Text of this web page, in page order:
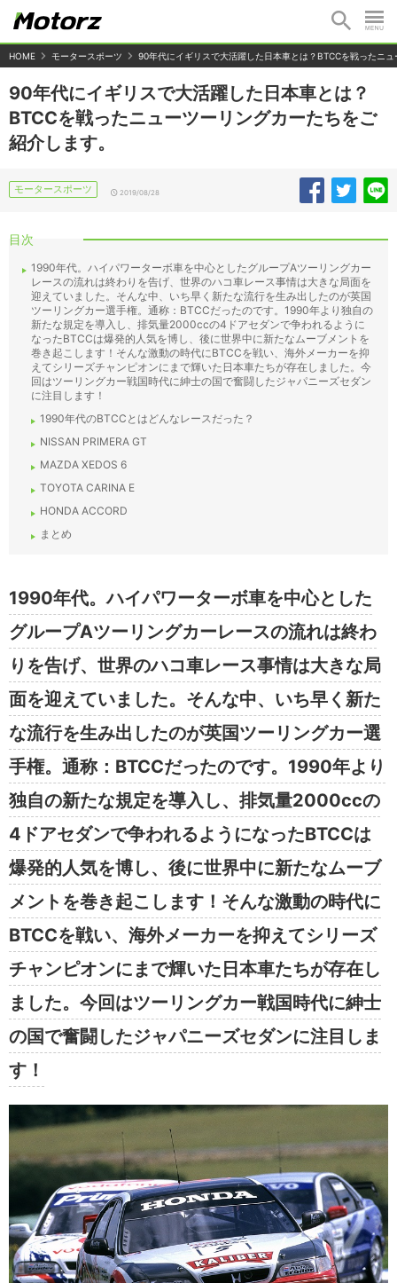
HOME モータースポーツ 90年代にイギリスで大活躍した日本車とは？BTCCを戦ったニ
90年代にイギリスで大活躍した日本車とは？
BTCCを戦ったニューツーリングカーたちをご
紹介します。
モータースポーツ 2019/08/28
目次
1990年代。ハイパワーターボ車を中心としたグループAツーリングカー
レースの流れは終わりを告げ、世界のハコ車レース事情は大きな局面を
迎えていました。そんな中、いち早く新たな流行を生み出したのが英国
ツーリングカー選手権。通称：BTCCだったのです。1990年より独自の
新たな規定を導入し、排気量2000ccの4ドアセダンで争われるように
なったBTCCは爆発的人気を博し、後に世界中に新たなムーブメントを
巻き起こします！そんな激動の時代にBTCCを戦い、海外メーカーを抑
えてシリーズチャンピオンにまで輝いた日本車たちが存在しました。今
回はツーリングカー戦国時代に紳士の国で奮闘したジャパニーズセダン
に注目します！
1990年代のBTCCとはどんなレースだった？
NISSAN PRIMERA GT
MAZDA XEDOS 6
TOYOTA CARINA E
HONDA ACCORD
まとめ
1990年代。ハイパワーターボ車を中心とした
グループAツーリングカーレースの流れは終わ
りを告げ、世界のハコ車レース事情は大きな局
面を迎えていました。そんな中、いち早く新た
な流行を生み出したのが英国ツーリングカー選
手権。通称：BTCCだったのです。1990年より
独自の新たな規定を導入し、排気量2000ccの
4ドアセダンで争われるようになったBTCCは
爆発的人気を博し、後に世界中に新たなムーブ
メントを巻き起こします！そんな激動の時代に
BTCCを戦い、海外メーカーを抑えてシリーズ
チャンピオンにまで輝いた日本車たちが存在し
ました。今回はツーリングカー戦国時代に紳士
の国で奮闘したジャパニーズセダンに注目しま
す！